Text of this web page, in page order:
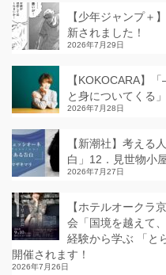
【少年ジャンプ＋
新されました！
2026年7月29日
【KOKOCARA】
と身についてくる
2026年7月28日
【新潮社】考える
白」12．見世物小
2026年7月27日
【ホテルオークラ
会「国境を越えて
経験から学ぶ 「と
開催されます！
2026年7月26日